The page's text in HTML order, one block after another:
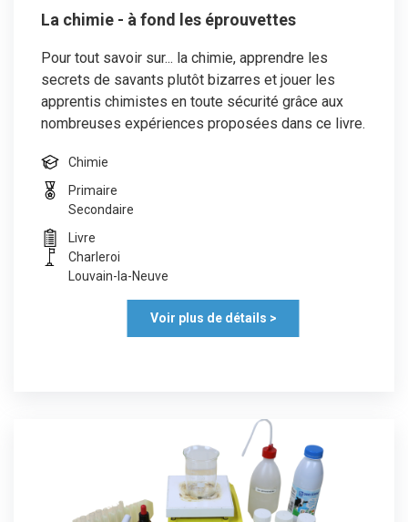
La chimie - à fond les éprouvettes
Pour tout savoir sur... la chimie, apprendre les
secrets de savants plutôt bizarres et jouer les
apprentis chimistes en toute sécurité grâce aux
nombreuses expériences proposées dans ce livre.
Chimie
Primaire
Secondaire
Livre
Charleroi
Louvain-la-Neuve
Voir plus de détails >